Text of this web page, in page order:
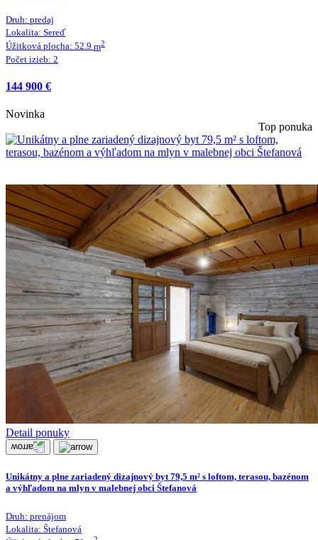
Druh: predaj
Lokalita: Sereď
Úžitková plocha: 52.9 m2
Počet izieb: 2
144 900 €
Novinka
Top ponuka
Detail ponuky
Unikátny a plne zariadený dizajnový byt 79,5 m² s loftom, terasou, bazénom
a výhľadom na mlyn v malebnej obci Štefanová
Druh: prenájom
Lokalita: Štefanová